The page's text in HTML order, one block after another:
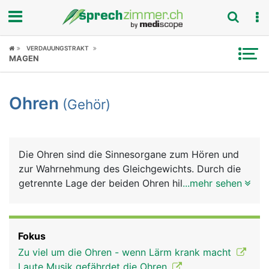
Fokus
Symptome
News
Rubriken
VERDAUUNGSTRAKT
MAGEN
Ohren (Gehör)
Die Ohren sind die Sinnesorgane zum Hören und
zur Wahrnehmung des Gleichgewichts. Durch die
getrennte Lage der beiden Ohren hilft das Gehör
Ohrmuschel, die aus Haut, Knorpel und
Fettgewebe besteht - dient zur Aufnahme und
...mehr sehen
Fokus
Zu viel um die Ohren - wenn Lärm krank macht
Laute Musik gefährdet die Ohren